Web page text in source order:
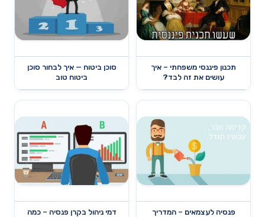
תכנון פיננסי משפחתי – איך
עושים את זה לבד?
סוכן ביטוח — איך לבחור סוכן
ביטוח טוב
פנסיה לעצמאים – המדריך דמי ניהול בקרן פנסיה – כמה